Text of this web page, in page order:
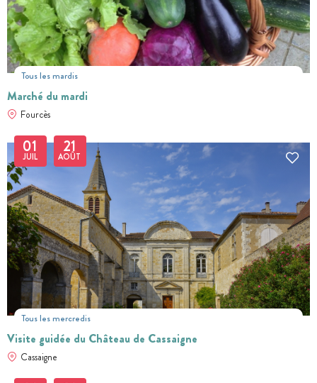
Tous les mardis
Marché du mardi
Fourcès
Tous les mercredis
01
JUIL 21
AOÛT
Visite guidée du Château de Cassaigne
Cassaigne